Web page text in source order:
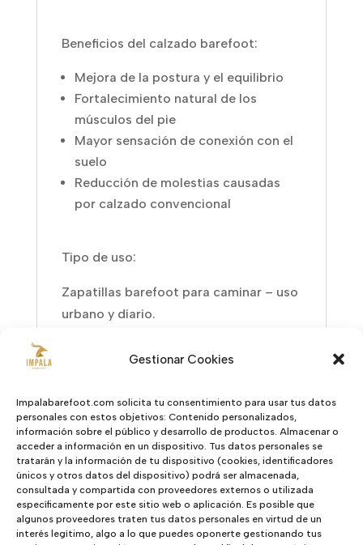
Gestionar Cookies
Impalabarefoot.com solicita tu consentimiento para usar tus datos
personales con estos objetivos: Contenido personalizados,
información sobre el público y desarrollo de productos. Almacenar o
acceder a información en un dispositivo. Tus datos personales se
tratarán y la información de tu dispositivo (cookies, identificadores
únicos y otros datos del dispositivo) podrá ser almacenada,
consultada y compartida con proveedores externos o utilizada
específicamente por este sitio web o aplicación. Es posible que
algunos proveedores traten tus datos personales en virtud de un
interés legítimo, algo a lo que puedes oponerte gestionando tus
Beneficios del calzado barefoot:
Mejora de la postura y el equilibrio
Fortalecimiento natural de los
músculos del pie
Mayor sensación de conexión con el
suelo
Reducción de molestias causadas
por calzado convencional
Tipo de uso:
Zapatillas barefoot para caminar – uso
urbano y diario.
la naturaleza lo diseñó.
Valoraciones (0)
Valoraciones